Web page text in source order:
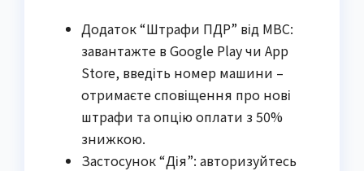
Додаток “Штрафи ПДР” від МВС:
завантажте в Google Play чи App
Store, введіть номер машини –
отримаєте сповіщення про нові
штрафи та опцію оплати з 50%
знижкою.
Застосунок “Дія”: авторизуйтесь